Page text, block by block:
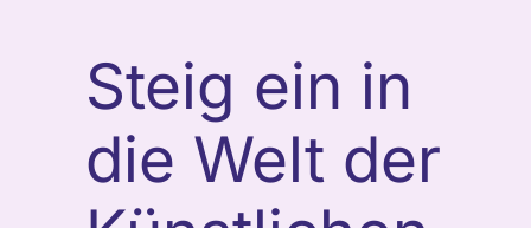
Steig ein in
die Welt der